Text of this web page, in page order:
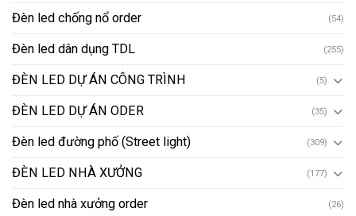
Đèn led chống nổ order (54)
Đèn led dân dụng TDL (255)
ĐÈN LED DỰ ÁN CÔNG TRÌNH (5)
ĐÈN LED DỰ ÁN ODER (35)
Đèn led đường phố (Street light) (309)
ĐÈN LED NHÀ XƯỞNG (177)
Đèn led nhà xưởng order (26)